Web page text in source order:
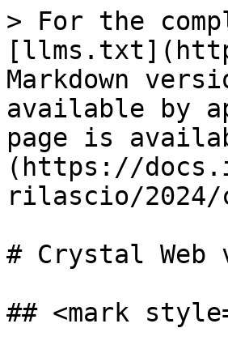
> For the
Markdown
available by
page is
(https://
rilascio/2024/
# Crystal Web
## <mark